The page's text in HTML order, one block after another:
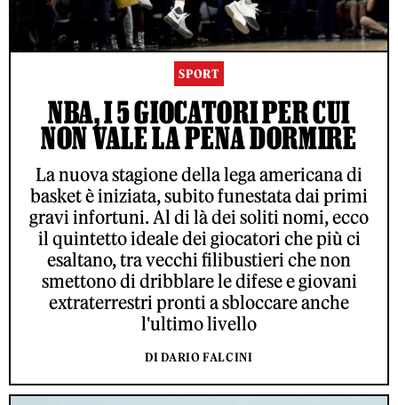
SPORT
NBA, I 5 GIOCATORI PER CUI
NON VALE LA PENA DORMIRE
La nuova stagione della lega americana di
basket è iniziata, subito funestata dai primi
gravi infortuni. Al di là dei soliti nomi, ecco
il quintetto ideale dei giocatori che più ci
esaltano, tra vecchi filibustieri che non
smettono di dribblare le difese e giovani
extraterrestri pronti a sbloccare anche
l'ultimo livello
DI DARIO FALCINI